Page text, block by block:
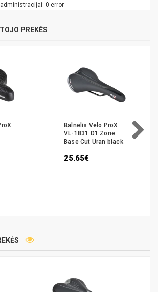
0 error
PREKĖS
Balnelis Velo ProX
VL-1831 D1 Zone
Base Cut Uran black
25.65€